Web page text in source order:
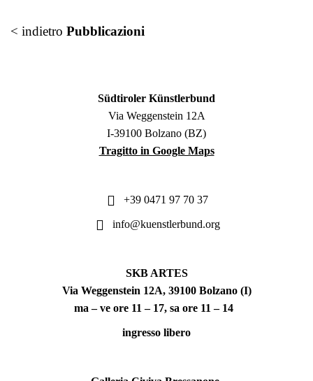
< indietro Pubblicazioni
Südtiroler Künstlerbund
Via Weggenstein 12A
I-39100 Bolzano (BZ)
Tragitto in Google Maps
+39 0471 97 70 37
info@kuenstlerbund.org
SKB ARTES
Via Weggenstein 12A, 39100 Bolzano (I)
ma – ve ore 11 – 17, sa ore 11 – 14
ingresso libero